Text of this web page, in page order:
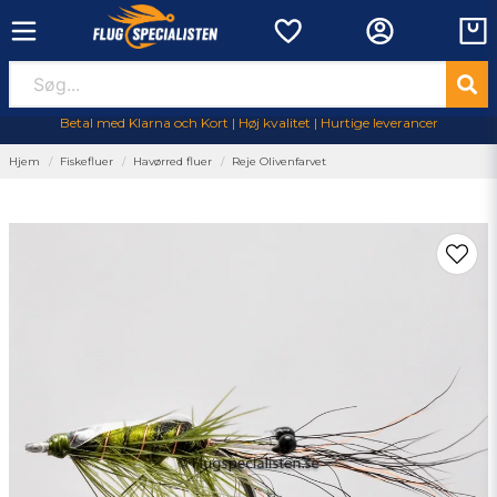
Betal med Klarna och Kort | Høj kvalitet | Hurtige leverancer
Hjem Fiskefluer Havørred fluer Reje Olivenfarvet